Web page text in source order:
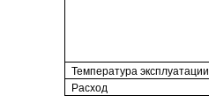
Температура эксплуатации
Расход